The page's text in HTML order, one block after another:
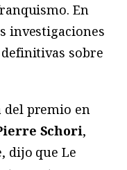
En
investigaciones
sobre
del premio en
Schori,
dijo que Le